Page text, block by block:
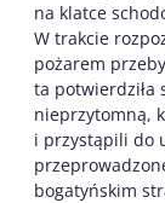
na klatce
W trakcie
pożarem
ta potwierdziła
nieprzytomną,
i przystąpili do
bogatyńskim